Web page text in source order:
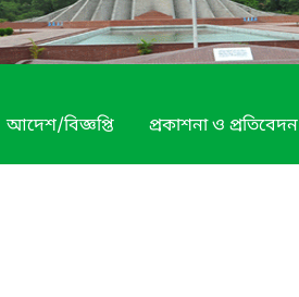
আদেশ/বিজ্ঞপ্তি প্রকাশনা ও প্রতিবেদন